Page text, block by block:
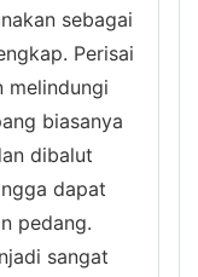
sebagai
Perisai
melindungi
biasanya
dibalut
dapat
pedang.
sangat